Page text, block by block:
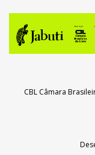
CBL Câmara